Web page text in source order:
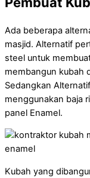
Ada beberapa
masjid. Alternatif
steel untuk
membangun kubah
Sedangkan
menggunakan baja
panel Enamel.
Kubah yang